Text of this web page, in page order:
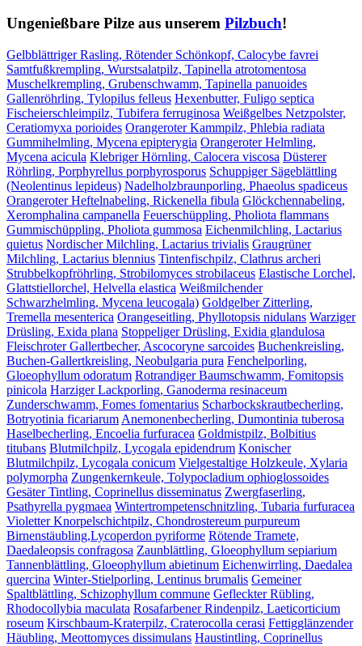
Ungenießbare Pilze aus unserem Pilzbuch!
Gelbblättriger Rasling, Rötender Schönkopf, Calocybe favrei
Samtfußkrempling, Wurstsalatpilz, Tapinella atrotomentosa
Muschelkrempling, Grubenschwamm, Tapinella panuoides
Gallenröhrling, Tylopilus felleus Hexenbutter, Fuligo septica
Fischeierschleimpilz, Tubifera ferruginosa Weißgelbes Netzpolster,
Ceratiomyxa porioides Orangeroter Kammpilz, Phlebia radiata
Gummihelmling, Mycena epipterygia Orangeroter Helmling,
Mycena acicula Klebriger Hörnling, Calocera viscosa Düsterer
Röhrling, Porphyrellus porphyrosporus Schuppiger Sägeblättling
(Neolentinus lepideus) Nadelholzbraunporling, Phaeolus spadiceus
Orangeroter Heftelnabeling, Rickenella fibula Glöckchennabeling,
Xeromphalina campanella Feuerschüppling, Pholiota flammans
Gummischüppling, Pholiota gummosa Eichenmilchling, Lactarius
quietus Nordischer Milchling, Lactarius trivialis Graugrüner
Milchling, Lactarius blennius Tintenfischpilz, Clathrus archeri
Strubbelkopfröhrling, Strobilomyces strobilaceus Elastische Lorchel,
Glattstiellorchel, Helvella elastica Weißmilchender
Schwarzhelmling, Mycena leucogala) Goldgelber Zitterling,
Tremella mesenterica Orangeseitling, Phyllotopsis nidulans Warziger
Drüsling, Exida plana Stoppeliger Drüsling, Exidia glandulosa
Fleischroter Gallertbecher, Ascocoryne sarcoides Buchenkreisling,
Buchen-Gallertkreisling, Neobulgaria pura Fenchelporling,
Gloeophyllum odoratum Rotrandiger Baumschwamm, Fomitopsis
pinicola Harziger Lackporling, Ganoderma resinaceum
Zunderschwamm, Fomes fomentarius Scharbockskrautbecherling,
Botryotinia ficariarum Anemonenbecherling, Dumontinia tuberosa
Haselbecherling, Encoelia furfuracea Goldmistpilz, Bolbitius
titubans Blutmilchpilz, Lycogala epidendrum Konischer
Blutmilchpilz, Lycogala conicum Vielgestaltige Holzkeule, Xylaria
polymorpha Zungenkernkeule, Tolypocladium ophioglossoides
Gesäter Tintling, Coprinellus disseminatus Zwergfaserling,
Psathyrella pygmaea Wintertrompetenschnitzling, Tubaria furfuracea
Violetter Knorpelschichtpilz, Chondrostereum purpureum
Birnenstäubling,Lycoperdon pyriforme Rötende Tramete,
Daedaleopsis confragosa Zaunblättling, Gloeophyllum sepiarium
Tannenblättling, Gloeophyllum abietinum Eichenwirrling, Daedalea
quercina Winter-Stielporling, Lentinus brumalis Gemeiner
Spaltblättling, Schizophyllum commune Gefleckter Rübling,
Rhodocollybia maculata Rosafarbener Rindenpilz, Laeticorticium
roseum Kirschbaum-Kraterpilz, Craterocolla cerasi Fettigglänzender
Häubling, Meottomyces dissimulans Haustintling, Coprinellus